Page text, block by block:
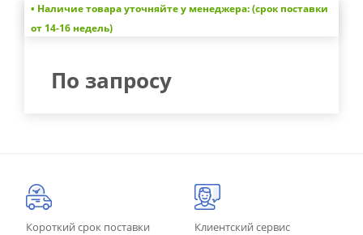
• Наличие товара уточняйте у менеджера: (срок поставки
от 14-16 недель)
По запросу
Короткий срок поставки Клиентский сервис